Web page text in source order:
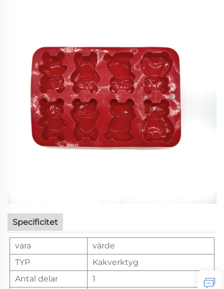
Specificitet
vara
värde
TYP
Kakverktyg
Antal delar
1